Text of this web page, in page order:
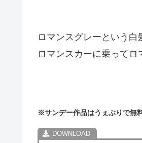
ロマンスグレーという
ロマンスカーに乗ってロ
※サンデー作品はうぇぶりで無